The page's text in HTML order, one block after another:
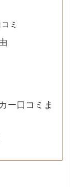
ミ
ー口コミま